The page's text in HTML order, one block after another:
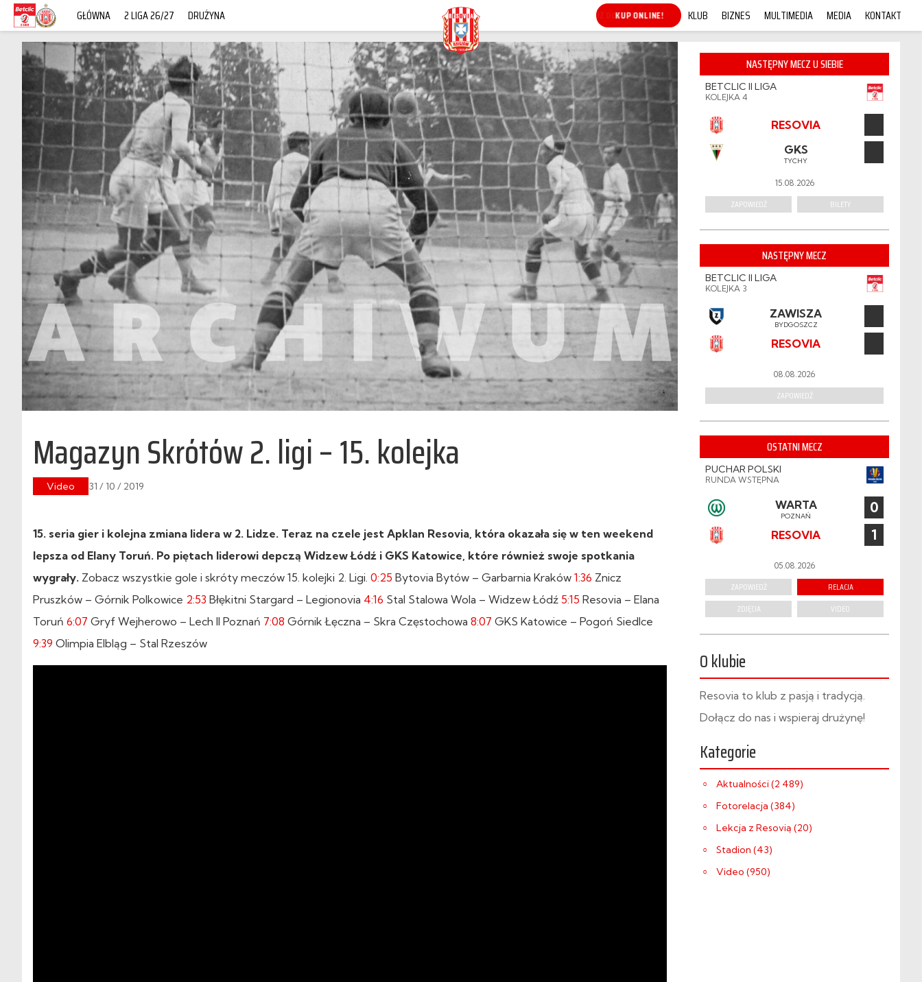
GŁÓWNA 2 LIGA 26/27 DRUŻYNA KUP ONLINE! KLUB BIZNES MULTIMEDIA MEDIA KONTAKT
Magazyn Skrótów 2. ligi – 15. kolejka
Video 31 / 10 / 2019
15. seria gier i kolejna zmiana lidera w 2. Lidze. Teraz na czele jest Apklan Resovia, która okazała się w ten weekend
lepsza od Elany Toruń. Po piętach liderowi depczą Widzew Łódź i GKS Katowice, które również swoje spotkania
wygrały. Zobacz wszystkie gole i skróty meczów 15. kolejki 2. Ligi. 0:25 Bytovia Bytów – Garbarnia Kraków 1:36 Znicz
Pruszków – Górnik Polkowice 2:53 Błękitni Stargard – Legionovia 4:16 Stal Stalowa Wola – Widzew Łódź 5:15 Resovia – Elana
Toruń 6:07 Gryf Wejherowo – Lech II Poznań 7:08 Górnik Łęczna – Skra Częstochowa 8:07 GKS Katowice – Pogoń Siedlce
9:39 Olimpia Elbląg – Stal Rzeszów
NASTĘPNY MECZ U SIEBIE
BETCLIC II LIGA
KOLEJKA 4
RESOVIA
GKS
TYCHY
15.08.2026
ZAPOWIEDŹ BILETY
NASTĘPNY MECZ
BETCLIC II LIGA
KOLEJKA 3
ZAWISZA
BYDGOSZCZ
RESOVIA
08.08.2026
ZAPOWIEDŹ
OSTATNI MECZ
PUCHAR POLSKI
RUNDA WSTĘPNA
WARTA
POZNAŃ 0
RESOVIA 1
05.08.2026
ZAPOWIEDŹ
RELACJA
ZDJĘCIA
VIDEO
O klubie
Resovia to klub z pasją i tradycją.
Dołącz do nas i wspieraj drużynę!
Kategorie
Aktualności (2 489)
Fotorelacja (384)
Lekcja z Resovią (20)
Stadion (43)
Video (950)